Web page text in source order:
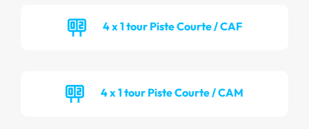
4 x 1 tour Piste Courte / CAF
4 x 1 tour Piste Courte / CAM